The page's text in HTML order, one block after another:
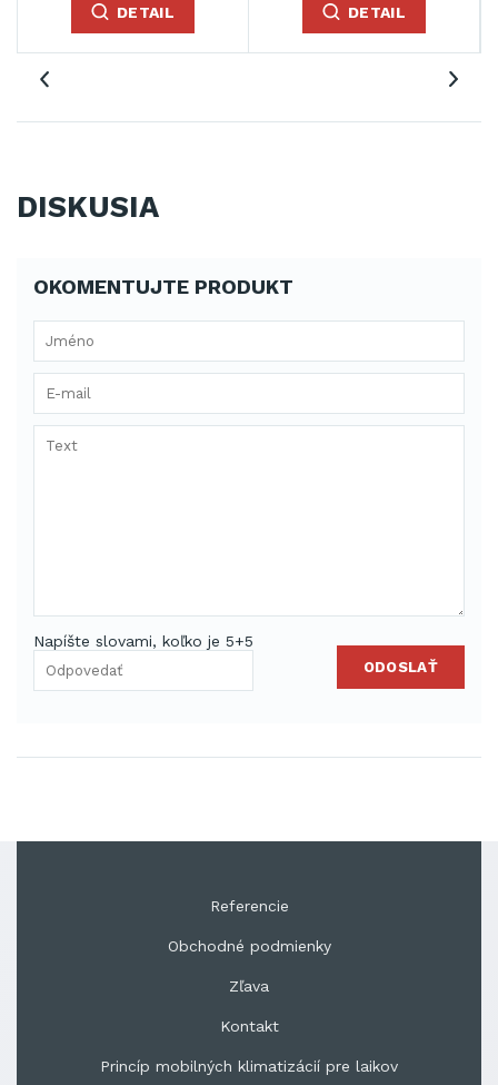
DETAIL DETAIL
DISKUSIA
OKOMENTUJTE PRODUKT
Napíšte slovami, koľko je 5+5
ODOSLAŤ
Referencie
Obchodné podmienky
Zľava
Kontakt
Princíp mobilných klimatizácií pre laikov